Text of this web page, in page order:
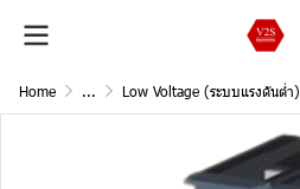
Home ... Low Voltage (ระบบแรงดันต่ำ)